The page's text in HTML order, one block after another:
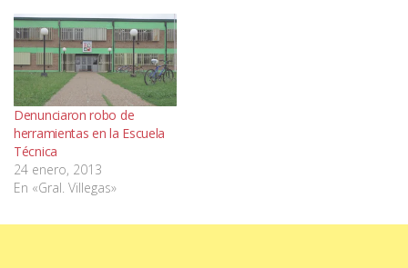
Denunciaron robo de
herramientas en la Escuela
Técnica
24 enero, 2013
En «Gral. Villegas»